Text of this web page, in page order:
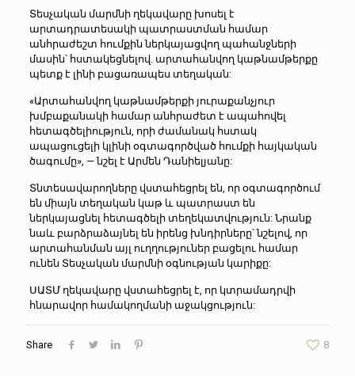
Տեսչական մարմնի ղեկավարը խոսել է
արտադրատեսակի պատրաստման համար
անհրաժեշտ հումքին ներկայացվող պահանջների
մասին՝ հստակեցնելով. արտահանվող կաթնամթերքը
պետք է լինի բացառապես տեղական:
«Արտահանվող կաթնամթերքի յուրաքանչյուր
խմբաքանակի համար անհրաժետ է ապահովել
հետագծելիություն, որի ժամանակ հստակ
ապացուցելի կլինի օգտագործված հումքի հայկական
ծագումը», — նշել է Արմեն Դանիելյանը:
Տնտեսավարողները վստահեցրել են, որ օգտագործում
են միայն տեղական կաթ և պատրաստ են
ներկայացնել հետագծելի տեղեկատվություն: Նրանք
նաև բարձրաձայնել են իրենց խնդիրները՝ նշելով, որ
արտահանման այլ ուղղություներ բացելու համար
ունեն Տեսչական մարմնի օգնության կարիքը:
ՍԱՏՄ ղեկավարը վստահեցրել է, որ կտրամադրվի
հնարավոր համակողմանի աջակցություն:
Share 8